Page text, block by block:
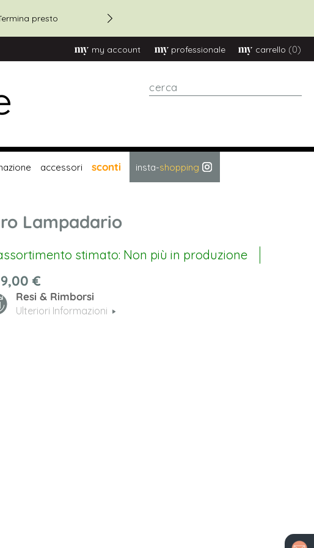
presto
my account professionale carrello (0)
cerca
accessori sconti insta-shopping
Lampadario
stimato: Non più in produzione
€
Resi & Rimborsi
Ulteriori Informazioni